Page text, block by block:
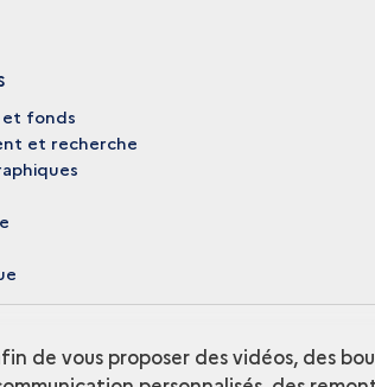
fonds
et recherche
de vous proposer des vidéos, des